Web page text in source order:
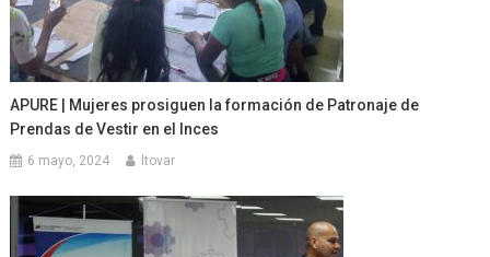
APURE | Mujeres prosiguen la formación de Patronaje de
Prendas de Vestir en el Inces
6 mayo, 2024 ltovar